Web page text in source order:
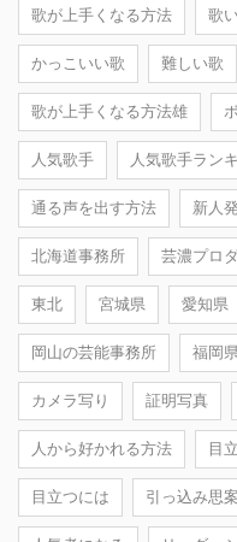
歌が上手くなる方法 歌
かっこいい歌 難しい歌
歌が上手くなる方法雄
人気歌手 人気歌手ラン
通る声を出す方法 新人
北海道事務所 芸濃プロ
東北 宮城県 愛知県
岡山の芸能事務所 福岡県
カメラ写り 証明写真
人から好かれる方法 目
目立つには 引っ込み思案